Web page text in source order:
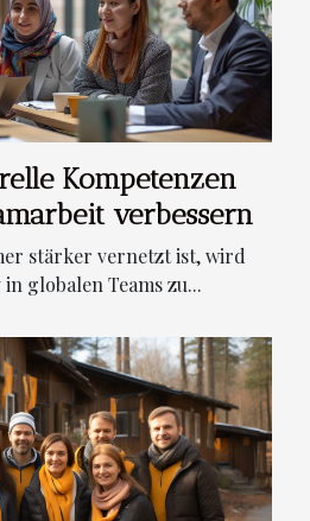
Kompetenzen
verbessern
stärker vernetzt ist, wird
globalen Teams zu...